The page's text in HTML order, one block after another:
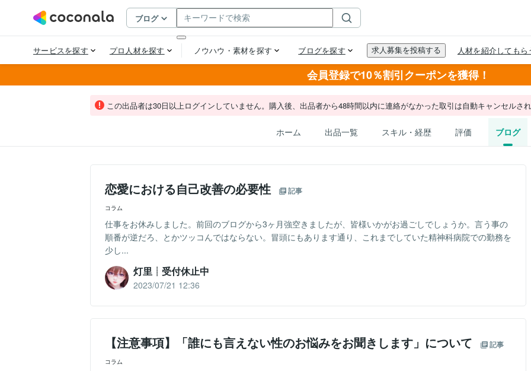
会員登録で10％割引クーポンを獲得！
この出品者は30日以上ログインしていません。購入後、出品者から48時間以内に連絡がなかった取引は自動キャンセルされ
ホーム 出品一覧 スキル・経歴 評価 ブログ
恋愛における自己改善の必要性 記事
コラム
仕事をお休みしました。前回のブログから3ヶ月強空きましたが、皆様いかがお過ごしでしょうか。言う事の
順番が逆だろ、とかツッコんではならない。冒頭にもあります通り、これまでしていた精神科病院での勤務を
少し...
灯里┊︎受付休止中
2023/07/21 12:36
【注意事項】「誰にも言えない性のお悩みをお聞きします」について 記事
コラム